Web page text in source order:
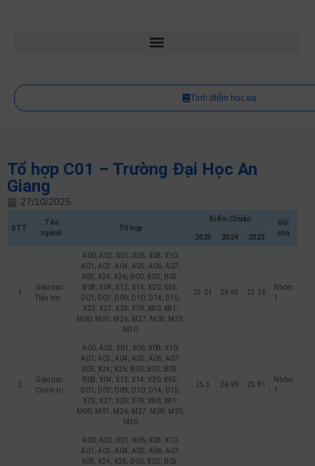
Tính điểm học bạ
Tổ hợp C01 – Trường Đại Học An
Giang
27/10/2025
STT
Tên
ngành
Tổ hợp
Điểm Chuẩn
Ghi
chú
2025 2024 2023
1
Giáo dục
Tiểu học
A00; A02; X01; X06; X08; X10;
A01; A03; A04; A05; A06; A07;
X05; X24; X26; B00; B02; B03;
B08; X04; X12; X14; X20; X65;
D01; D07; D09; D10; D14; D15;
X25; X27; X28; X78; X80; X81;
M00; M01; M26; M27; M28; M29;
M30
23.01 26.63 23.26
Nhóm
1
2
Giáo dục
Chính trị
A00; A02; X01; X06; X08; X10;
A01; A03; A04; A05; A06; A07;
X05; X24; X26; B00; B02; B03;
B08; X04; X12; X14; X20; X65;
D01; D07; D09; D10; D14; D15;
X25; X27; X28; X78; X80; X81;
M00; M01; M26; M27; M28; M29;
M30
25.3 26.99 25.81
Nhóm
1
A00; A02; X01; X06; X08; X10;
A01; A03; A04; A05; A06; A07;
X05; X24; X26; B00; B02; B03;